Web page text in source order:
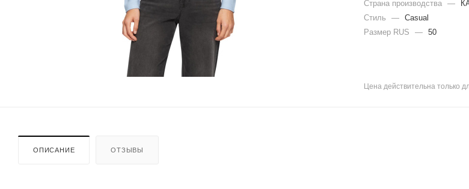
Страна производства
—
Стиль
—
Casual
Размер RUS
— 50
Цена действительна только
ОПИСАНИЕ ОТЗЫВЫ